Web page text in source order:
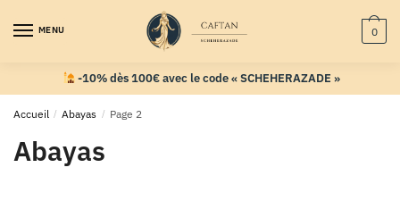
MENU 0
-10% dès 100€ avec le code « SCHEHERAZADE »
Accueil / Abayas / Page 2
Abayas